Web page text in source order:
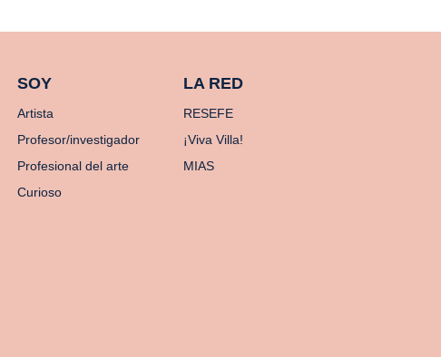
SOY
Artista
Profesor/investigador
Profesional del arte
Curioso
LA RED
RESEFE
¡Viva Villa!
MIAS